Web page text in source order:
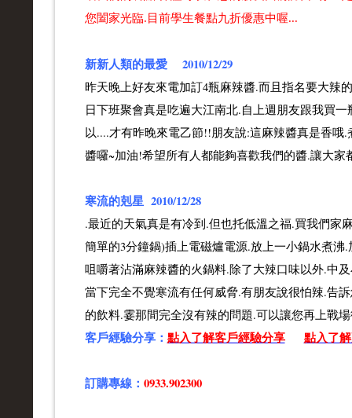
您闔家光臨.目前學生餐點九折優惠中喔...
新新人類的最愛 2010/12/29
昨天晚上好友來電加訂4瓶麻辣醬.而且指名要大辣
日下班聚會真是吃遍大江南北.自上週朋友跟我買
以....才有昨晚來電乙節!!朋友說:這麻辣醬真是香
醬囉~加油!希望所有人都能夠喜歡我們的醬.讓大家
寒流的剋星 2010/12/28
.最近的天氣真是有冷到.但也托低溫之福.買我們家
簡單的3分鐘鍋)插上電磁爐電源.放上一小鍋水煮
咀嚼著沾滿麻辣醬的火鍋料.除了大辣口味以外.中
當下完全不覺寒流有任何威脅.有朋友說很怕辣.告
的飲料.霎那間完全沒有辣的問題.可以讓您再上戰
客戶經驗分享： 點入了解客戶經驗分享 點入了
訂購專線： 0933.902300